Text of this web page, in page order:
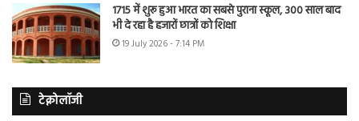
1715 में शुरू हुआ भारत का सबसे पुराना स्कूल, 300 साल बाद
भी दे रहा है हजारों छात्रों को शिक्षा
19 July 2026 - 7:14 PM
टेक्नोलॉजी